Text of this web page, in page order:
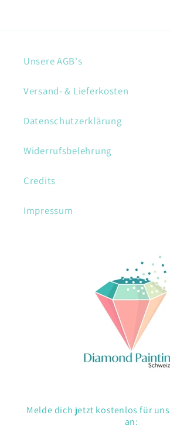
Unsere AGB's
Versand- & Lieferkosten
Datenschutzerklärung
Widerrufsbelehrung
Credits
Impressum
Melde dich jetzt kostenlos für
an: